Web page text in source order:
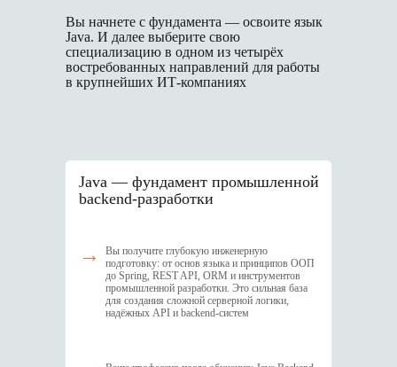
Вы начнете с фундамента — освоите язык
Java. И далее выберите свою
специализацию в одном из четырёх
востребованных направлений для работы
в крупнейших ИТ-компаниях
Вы получите глубокую инженерную
подготовку: от основ языка и принципов ООП
до Spring, REST API, ORM и инструментов
промышленной разработки. Это сильная база
для создания сложной серверной логики,
надёжных API и backend-систем
J ava — фундамент промышленной
backend-разработки
→